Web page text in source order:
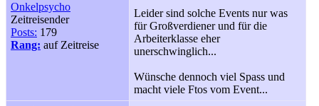
Onkelpsycho
Zeitreisender
Posts: 179
Rang: auf Zeitreise
Leider sind solche Events nur was
für Großverdiener und für die
Arbeiterklasse eher
unerschwinglich...
Wünsche dennoch viel Spass und
macht viele Ftos vom Event...